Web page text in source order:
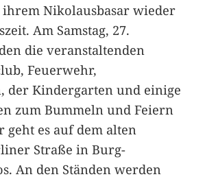
ihrem Nikolausbasar wieder
Am Samstag, 27.
die veranstaltenden
Feuerwehr,
der Kindergarten und einige
zum Bummeln und Feiern
geht es auf dem alten
Straße in Burg-
An den Ständen werden